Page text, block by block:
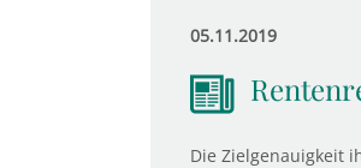
05.11.2019
Die Zielgenauigkeit